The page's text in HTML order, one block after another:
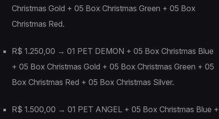
Christmas Gold + 05 Box Christmas Green + 05 Box
Christmas Red.
R$ 1.250,00 → 01 PET DEMON + 05 Box Christmas Blue
+ 05 Box Christmas Gold + 05 Box Christmas Green + 05
Box Christmas Red + 05 Box Christmas Silver.
R$ 1.500,00 → 01 PET ANGEL + 05 Box Christmas Blue +